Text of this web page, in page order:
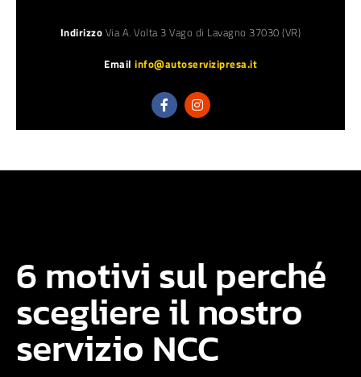
Indirizzo Via A. Volta 3 Vago di Lavagno 37030 (VR)
Email info@autoservizipresa.it
6 motivi sul perché
scegliere il nostro
servizio NCC